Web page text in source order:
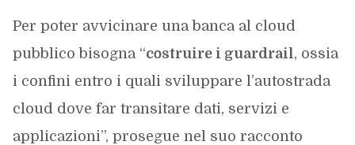
Per poter avvicinare una banca al cloud
pubblico bisogna “costruire i guardrail , ossia
i confini entro i quali sviluppare l’autostrada
cloud dove far transitare dati, servizi e
applicazioni”, prosegue nel suo racconto